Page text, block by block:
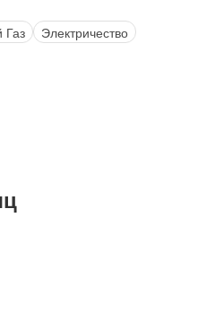
Газ Электричество